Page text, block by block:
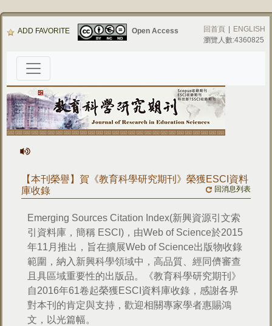
ADD FAVORITE Open Access 回首頁
ENGLISH
瀏覽人數:4360825
【本刊榮譽】賀《教育科學研究期刊》榮獲ESCI資料
庫收錄
回消息列表
Emerging Sources Citation Index(新興資源引文索
引資料庫，簡稱 ESCI)，由Web of Science於2015
年11月推出，旨在擴展Web of Science出版物收錄
範圍，納入新興科學領域中，高品質、經同儕審查
且具區域重要性的出版品。《教育科學研究期刊》
自2016年61卷起榮獲ESCI資料庫收錄，感謝各界
對本刊的肯定與支持，歡迎相關專家學者惠賜鴻
文，以光篇幅。